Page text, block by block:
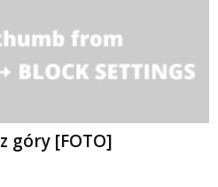
góry [FOTO]